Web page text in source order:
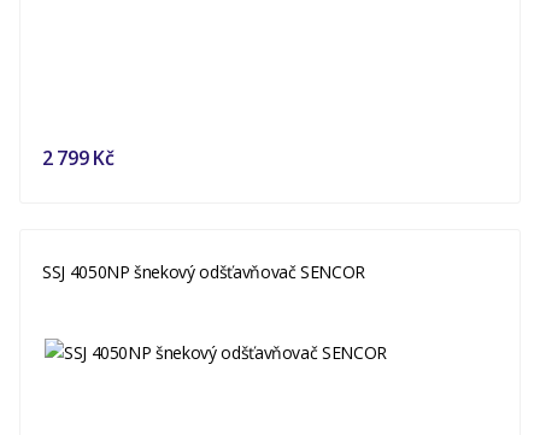
2 799 Kč
SSJ 4050NP šnekový odšťavňovač SENCOR